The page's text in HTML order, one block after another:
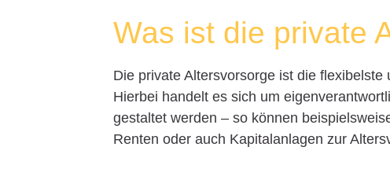
Was ist die private
Die private Altersvorsorge ist die
Hierbei handelt es sich um
gestaltet werden – so können
Renten oder auch Kapitalanlagen zur